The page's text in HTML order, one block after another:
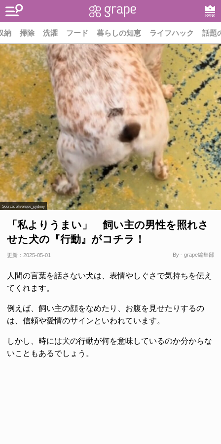
RANK
納 掃除 洗濯 フード 暮らしの知恵 ライフハック 話題
Source: oliversue_sydney
「私よりうまい」 飼い主の男性を照れさ
せた犬の『行動』がコチラ！
更新： 2025-05-01 By - grape編集部
人間の言葉を話さない犬は、表情やしぐさで気持ちを伝え
てくれます。
例えば、飼い主の顔をなめたり、お腹を見せたりするの
は、信頼や愛情のサインといわれています。
しかし、時には犬の行動が何を意味しているのか分からな
いこともあるでしょう。